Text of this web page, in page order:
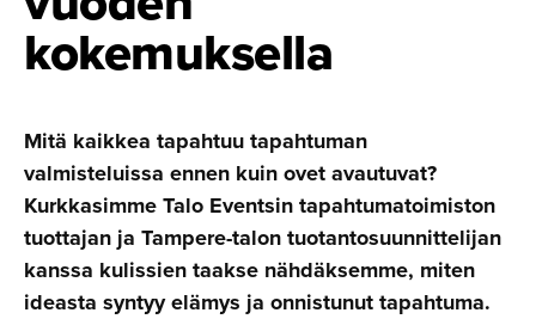
kokemuksella
Mitä kaikkea tapahtuu tapahtuman
valmisteluissa ennen kuin ovet avautuvat?
Kurkkasimme Talo Eventsin tapahtumatoimiston
tuottajan ja Tampere-talon tuotantosuunnittelijan
kanssa kulissien taakse nähdäksemme, miten
ideasta syntyy elämys ja onnistunut tapahtuma.